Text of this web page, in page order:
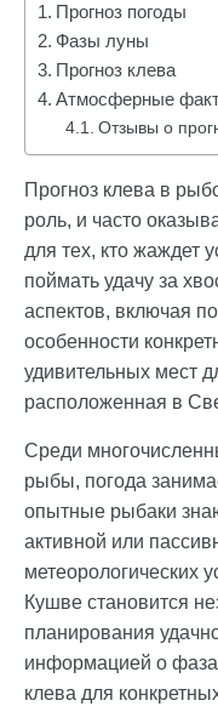
Прогноз погоды
Фазы луны
Прогноз клева
Атмосферные
Отзывы о
Прогноз клева в
роль, и часто
для тех, кто жаждет
поймать удачу за
аспектов, включая
особенности
удивительных мест
расположенная в
Среди
рыбы, погода
опытные рыбаки
активной или
метеорологических
Кушве становится
планирования
информацией о
клева для